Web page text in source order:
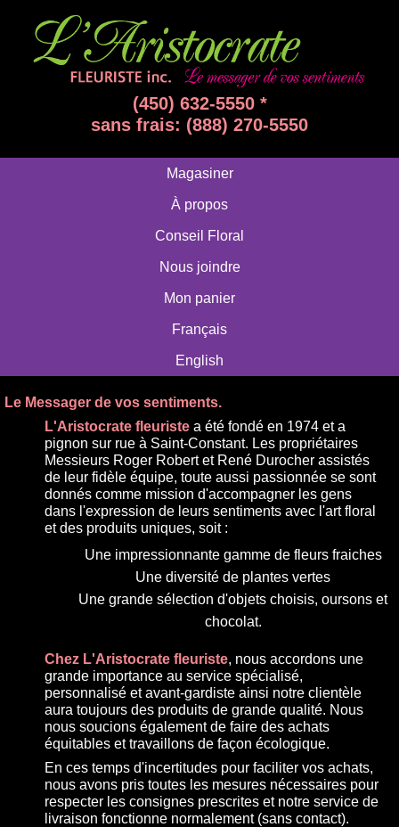
(450) 632-5550 *
sans frais: (888) 270-5550
Magasiner
À propos
Conseil Floral
Nous joindre
Mon panier
Français
English
Le Messager de vos sentiments.
L'Aristocrate fleuriste a été fondé en 1974 et a
pignon sur rue à Saint-Constant. Les propriétaires
Messieurs Roger Robert et René Durocher assistés
de leur fidèle équipe, toute aussi passionnée se sont
donnés comme mission d'accompagner les gens
dans l'expression de leurs sentiments avec l'art floral
et des produits uniques, soit :
Une impressionnante gamme de fleurs fraiches
Une diversité de plantes vertes
Une grande sélection d'objets choisis, oursons et
chocolat.
Chez L'Aristocrate fleuriste, nous accordons une
grande importance au service spécialisé,
personnalisé et avant-gardiste ainsi notre clientèle
aura toujours des produits de grande qualité. Nous
nous soucions également de faire des achats
équitables et travaillons de façon écologique.
En ces temps d'incertitudes pour faciliter vos achats,
nous avons pris toutes les mesures nécessaires pour
respecter les consignes prescrites et notre service de
livraison fonctionne normalement (sans contact).